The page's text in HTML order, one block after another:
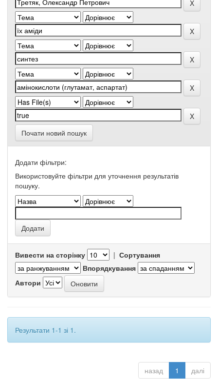
Почати новий пошук
Додати фільтри:
Використовуйте фільтри для уточнення результатів
пошуку.
Вивести на сторінку | Сортування
Впорядкування
Автори
Результати 1-1 зі 1.
назад 1 далі